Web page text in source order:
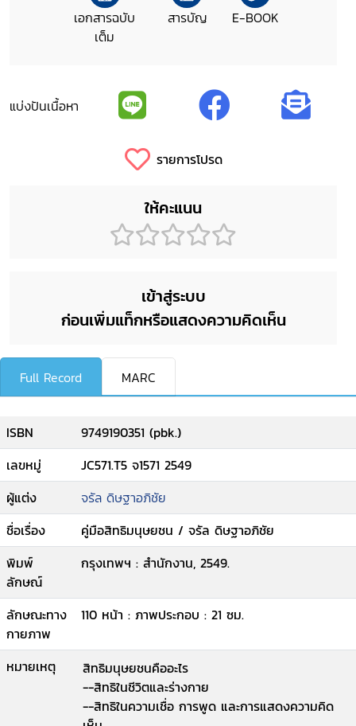
เอกสารฉบับ
เต็ม
สารบัญ E-BOOK
แบ่งปันเนื้อหา
รายการโปรด
ให้คะแนน
เข้าสู่ระบบ
ก่อนเพิ่มแท็กหรือแสดงความคิดเห็น
Full Record MARC
ISBN
9749190351 (pbk.)
เลขหมู่
JC571.T5 จ1571 2549
ผู้แต่ง
จรัล ดิษฐาอภิชัย
ชื่อเรื่อง
คู่มือสิทธิมนุษยชน / จรัล ดิษฐาอภิชัย
พิมพ์
ลักษณ์
กรุงเทพฯ : สำนักงาน, 2549.
ลักษณะทาง
กายภาพ
110 หน้า : ภาพประกอบ : 21 ซม.
หมายเหตุ
สิทธิมนุษยชนคืออะไร
--สิทธิในชีวิตและร่างกาย
--สิทธิในความเชื่อ การพูด และการแสดงความคิด